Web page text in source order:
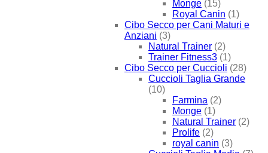
Monge (15)
Royal Canin (1)
Cibo Secco per Cani Maturi e
Anziani (3)
Natural Trainer (2)
Trainer Fitness3 (1)
Cibo Secco per Cuccioli (28)
Cuccioli Taglia Grande
(10)
Farmina (2)
Monge (1)
Natural Trainer (2)
Prolife (2)
royal canin (3)